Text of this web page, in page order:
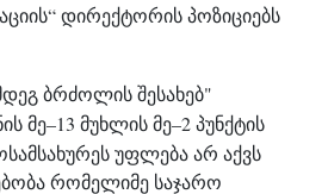
დირექტორის პოზიციებს
ბრძოლის შესახებ"
მე–13 მუხლის მე–2 პუნქტის
უფლება არ აქვს
რომელიმე საჯარო